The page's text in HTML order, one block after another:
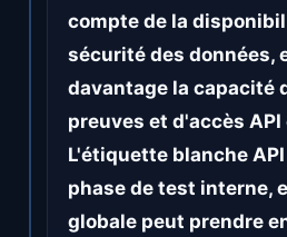
compte de la
sécurité des données,
davantage la capacité
preuves et d'accès API
L'étiquette blanche
phase de test interne,
globale peut prendre